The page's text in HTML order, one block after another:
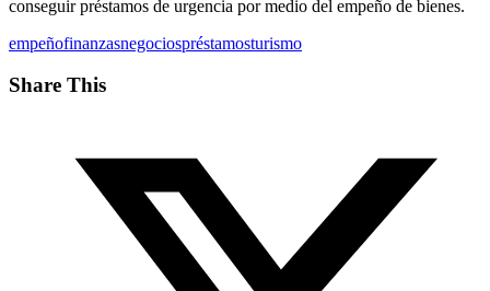
conseguir préstamos de urgencia por medio del empeño de bienes.
empeñofinanzasnegociospréstamosturismo
Share This